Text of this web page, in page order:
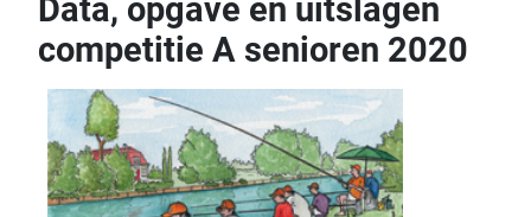
Data, opgave en uitslagen
competitie A senioren 2020